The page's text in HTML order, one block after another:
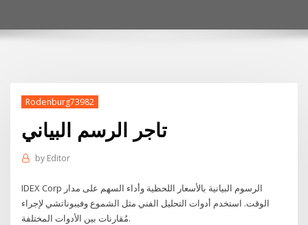
Rodenburg73982
تاجر الرسم البياني
by Editor
IDEX Corp الرسوم البيانية بالأسعار اللحظية وأداء السهم على مدار
الوقت. استخدم أدوات التحليل الفني مثل الشموع وفيبوناتشي لإجراء
مُقارنات بين الأدوات المختلفة.